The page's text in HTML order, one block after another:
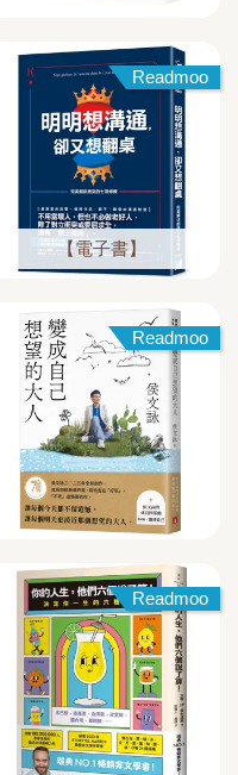
Readmoo
【電子書】
Readmoo
Readmoo